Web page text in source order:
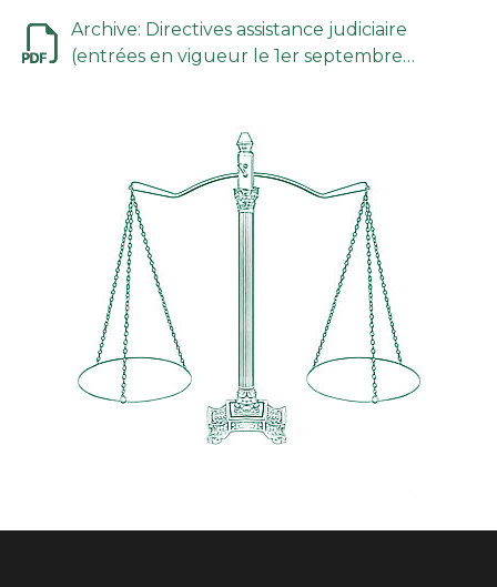
Archive: Directives assistance judiciaire
(entrées en vigueur le 1er septembre